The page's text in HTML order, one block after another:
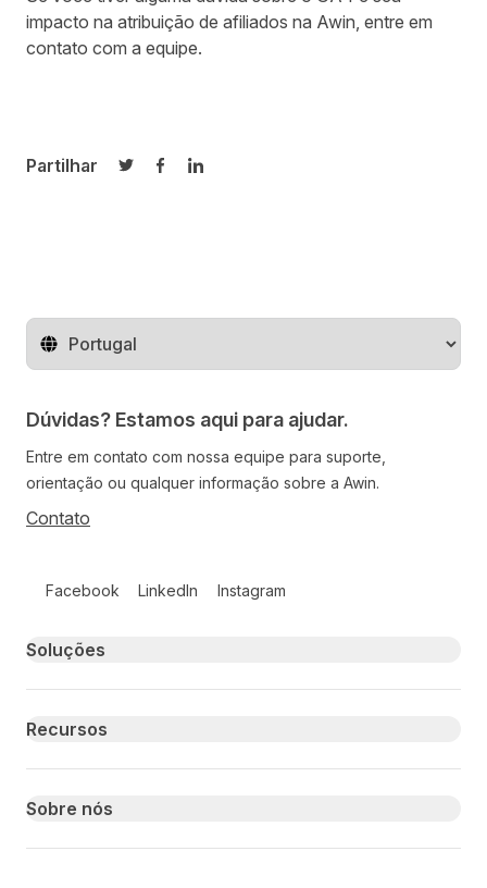
impacto na atribuição de afiliados na Awin, entre em
contato com a equipe.
Partilhar
Partilhar no Twitter
Partilhar no Facebook
Partilhar no LinkedIn
Mude o território
Dúvidas? Estamos aqui para ajudar.
Entre em contato com nossa equipe para suporte,
orientação ou qualquer informação sobre a Awin.
Contato
Facebook LinkedIn Instagram
Primary footer navigation
Soluções
Recursos
Sobre nós